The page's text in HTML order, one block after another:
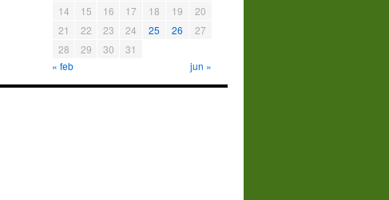
« feb jun »
14
15 16 17 18 19
20
21
22 23 24 25 26
27
28
29 30 31